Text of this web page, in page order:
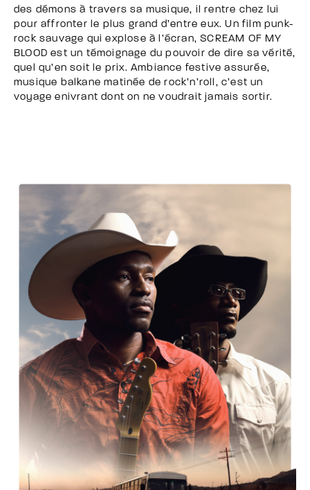
des démons à travers sa musique, il rentre chez lui
pour affronter le plus grand d’entre eux. Un film punk-
rock sauvage qui explose à l’écran, SCREAM OF MY
BLOOD est un témoignage du pouvoir de dire sa vérité,
quel qu’en soit le prix. Ambiance festive assurée,
musique balkane matinée de rock’n’roll, c’est un
voyage enivrant dont on ne voudrait jamais sortir.